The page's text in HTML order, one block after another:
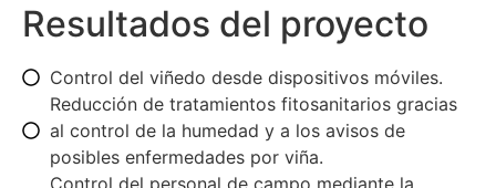
Resultados del proyecto
Control del viñedo desde dispositivos móviles.
Reducción de tratamientos fitosanitarios gracias
al control de la humedad y a los avisos de
posibles enfermedades por viña.
Control del personal de campo mediante la